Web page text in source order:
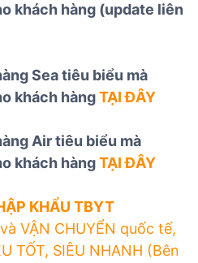
khách hàng (update liên
Sea tiêu biểu mà
khách hàngTẠI ĐÂY
Air tiêu biểu mà
khách hàngTẠI ĐÂY
KHẨU TBYT
VẬN CHUYỂN quốc tế,
TỐT, SIÊU NHANH (Bên